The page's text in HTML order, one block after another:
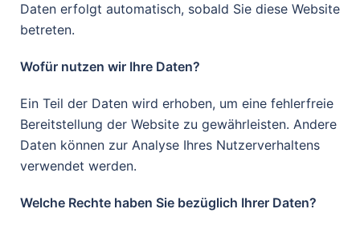
Daten erfolgt automatisch, sobald Sie diese Website
betreten.
Wofür nutzen wir Ihre Daten?
Ein Teil der Daten wird erhoben, um eine fehlerfreie
Bereitstellung der Website zu gewährleisten. Andere
Daten können zur Analyse Ihres Nutzerverhaltens
verwendet werden.
Welche Rechte haben Sie bezüglich Ihrer Daten?